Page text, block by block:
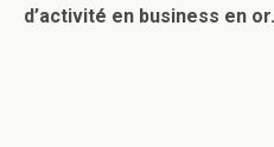
d’activité en business en or.